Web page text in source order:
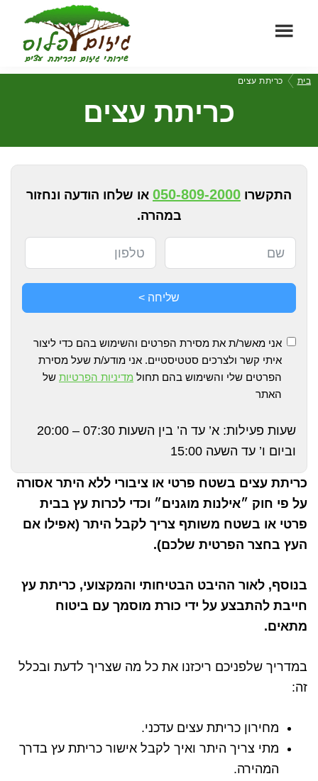
content
גיזום
שירותי
וכריתת
בית כריתת עצים
כריתת עצים
התקשרו 050-809-2000 או שלחו הודעה ונחזור
במהרה.
שליחה >
אני מאשר/ת את מסירת הפרטים והשימוש בהם כדי ליצור
איתי קשר ולצרכים סטטיסטיים. אני מודע/ת שעל מסירת
הפרטים שלי והשימוש בהם תחול מדיניות הפרטיות של
האתר
שעות פעילות: א’ עד ה’ בין השעות 07:30 – 20:00
וביום ו’ עד השעה 15:00
כריתת עצים בשטח פרטי או ציבורי ללא היתר אסורה
על פי חוק ״אילנות מוגנים״ וכדי לכרות עץ בבית
פרטי או בשטח משותף צריך לקבל היתר (אפילו אם
העץ בחצר הפרטית שלכם).
בנוסף, לאור ההיבט הבטיחותי והמקצועי, כריתת עץ
חייבת להתבצע על ידי כורת מוסמך עם ביטוח
מתאים.
במדריך שלפניכם ריכזנו את כל מה שצריך לדעת ובכלל
זה:
מחירון כריתת עצים עדכני.
מתי צריך היתר ואיך לקבל אישור כריתת עץ בדרך
המהירה.